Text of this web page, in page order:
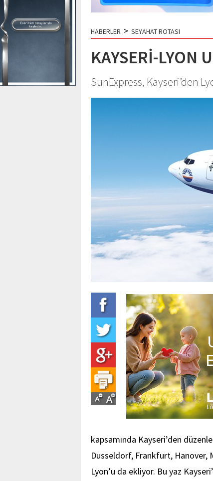
HABERLER > SEYAHAT ROTASI
KAYSERİ-LYON
SunExpress, Kayseri’den
kapsamında Kayseri’den
Dusseldorf, Frankfurt, Hanover,
Lyon’u da ekliyor. Bu yaz